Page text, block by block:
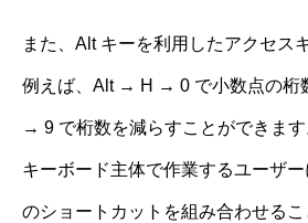
また、Alt キーを利用したアクセス
例えば、Alt → H → 0 で小数点の桁
→ 9 で桁数を減らすことができます
キーボード主体で作業するユーザ
のショートカットを組み合わせる